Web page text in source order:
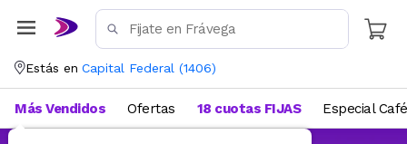
Estás en Capital Federal (1406)
Más Vendidos Ofertas 18 cuotas FIJAS Especial Café